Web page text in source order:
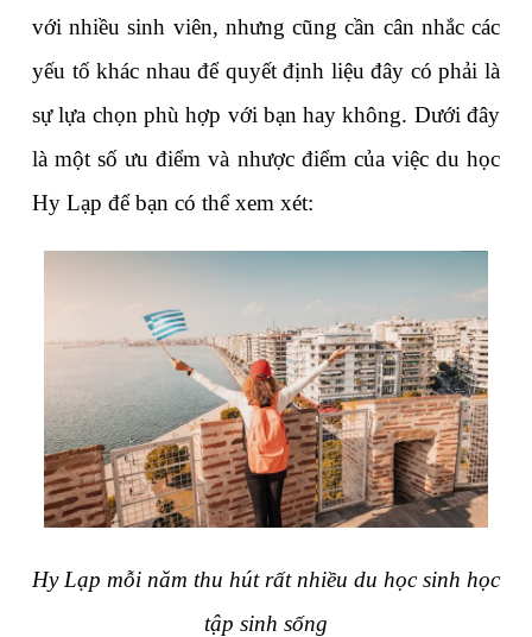
với nhiều sinh viên, nhưng cũng cần cân nhắc các
yếu tố khác nhau để quyết định liệu đây có phải là
sự lựa chọn phù hợp với bạn hay không. Dưới đây
là một số ưu điểm và nhược điểm của việc du học
Hy Lạp để bạn có thể xem xét:
Hy Lạp mỗi năm thu hút rất nhiều du học sinh học
tập sinh sống